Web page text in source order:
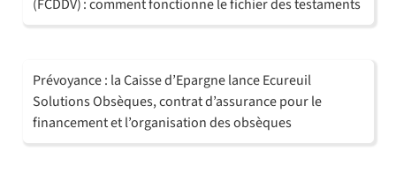
(FCDDV) : comment fonctionne le fichier des testaments
Prévoyance : la Caisse d’Epargne lance Ecureuil
Solutions Obsèques, contrat d’assurance pour le
financement et l’organisation des obsèques